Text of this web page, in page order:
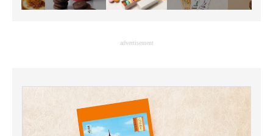
advertisement